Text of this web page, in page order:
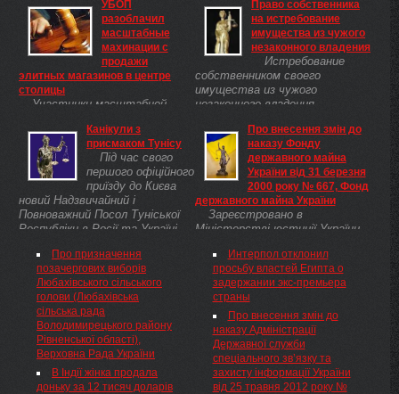
УБОП
разоблачил
масштабные
махинации с
продажи
элитных магазинов в центре
столицы
Участники масштабной
разоблаченной сотрудниками
столичного управления по
борьбе с организованной
преступностью, будут
отвечать перед судом.
Махинаторы по поддельным
документам ...
Канікули з
присмаком Тунісу
Під час свого
першого офіційного
приїзду до Києва
новий Надзвичайний і
Повноважний Посол Туніської
Республіки в Росії та Україні
для спілкування з
журналістами. ...
Про призначення
позачергових виборів
Любахівського сільського
голови (Любахівська
сільська рада
Володимирецького району
Рівненської області),
Верховна Рада України
В Індії жінка продала
доньку за 12 тисяч доларів
Право собственника
на истребование
имущества из чужого
незаконного владения
Истребование
собственником своего
имущества из чужого
незаконного владения
подачи в суд виндикационного
иска.
Про внесення змін до
наказу Фонду
державного майна
України від 31 березня
2000 року № 667, Фонд
державного майна України
Зареєстровано в
Міністерстві юстиції України
1265/21577 Про внесення змін
до наказу Фонду державного
майна України від 31 березня
2000 року № 667
Интерпол отклонил
просьбу властей Египта о
задержании экс-премьера
страны
Про внесення змін до
наказу Адміністрації
Державної служби
спеціального зв’язку та
захисту інформації України
від 25 травня 2012 року №